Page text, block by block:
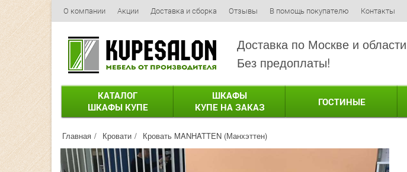
О компании Акции Доставка и сборка Отзывы В помощь покупателю Контакты
Доставка по Москве и области
Без предоплаты!
КАТАЛОГ
ШКАФЫ КУПЕ
ШКАФЫ
КУПЕ НА ЗАКАЗ
ГОСТИНЫЕ
Главная Кровати Кровать MANHATTEN (Манхэттен)